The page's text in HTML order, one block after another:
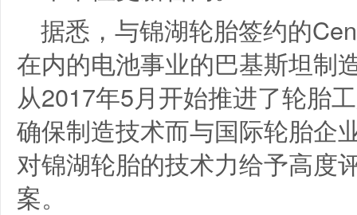
据悉，与锦湖轮胎签约的
在内的电池事业的巴基斯坦制
从2017年5月开始推进了轮胎
确保制造技术而与国际轮胎企
对锦湖轮胎的技术力给予高度
案。